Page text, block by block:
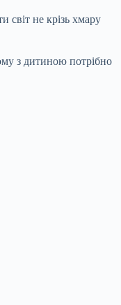
світ не крізь хмару
з дитиною потрібно